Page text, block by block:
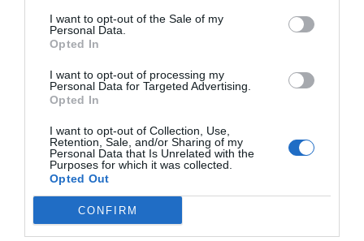
I want to opt-out of the Sale of my
Personal Data.
Opted In
I want to opt-out of processing my
Personal Data for Targeted Advertising.
Opted In
I want to opt-out of Collection, Use,
Retention, Sale, and/or Sharing of my
Personal Data that Is Unrelated with the
Purposes for which it was collected.
Opted Out
CONFIRM
Israel y los palestinos para acordar un horizonte político
de coexistencia pacífica y próspera", no queda muy claro
ni los plazos para esas negociaciones ni el objeto de las
mismas. La confianza entre las partes, tras los brutales
ataques de Hamás el 7 de octubre, está bajo mínimos y los
fueron dinamitados por los terroristas en esa aciaga
jornada que marcará para siempre con un antes y un
después la historia de Israel. La perspectiva de un Estado
palestino es un objetivo mucho más lejano y menos
factible después del 7 de octubre de 2023.